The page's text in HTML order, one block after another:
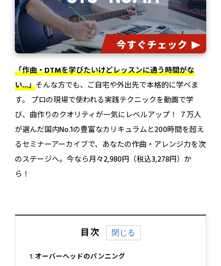
「作曲・DTMを学びたいけどレッスンに通う時間がな
い...」そんな方でも、ご自宅や外出先で本格的に学べま
す。 プロの現場で使われる実践テクニックを動画で学
び、曲作りのクオリティが一気にレベルアップ！ ７万人
が選んだ国内No.1の豊富なカリキュラムと200時間を超え
るセミナーアーカイブで、あなたの作曲・アレンジ力を次
のステージへ。今なら月々2,980円（税込3,278円）か
ら！
目次
オーバーヘッドのパンニング